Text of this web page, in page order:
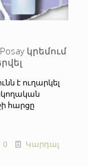
կրեմում
է ուղարկել
հարցը
0 Կարդալ